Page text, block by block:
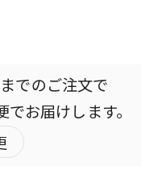
までのご注文で
でお届けします。